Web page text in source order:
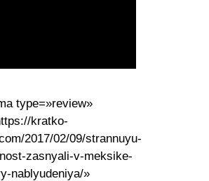
type=»review»
kratko-
2017/02/09/strannuyu-
zasnyali-v-meksike-
nablyudeniya/»